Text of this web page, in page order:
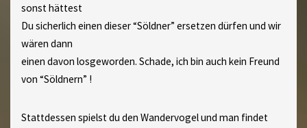
sonst hättest
Du sicherlich einen dieser “Söldner” ersetzen dürfen und wir
wären dann
einen davon losgeworden. Schade, ich bin auch kein Freund
von “Söldnern” !
Stattdessen spielst du den Wandervogel und man findet